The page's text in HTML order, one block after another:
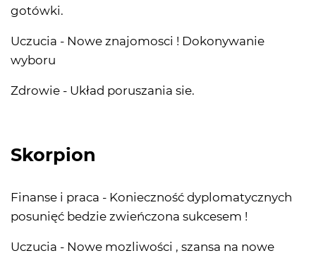
gotówki.
Uczucia - Nowe znajomosci ! Dokonywanie
wyboru
Zdrowie - Układ poruszania sie.
Skorpion
Finanse i praca - Konieczność dyplomatycznych
posunięć bedzie zwieńczona sukcesem !
Uczucia - Nowe mozliwości , szansa na nowe